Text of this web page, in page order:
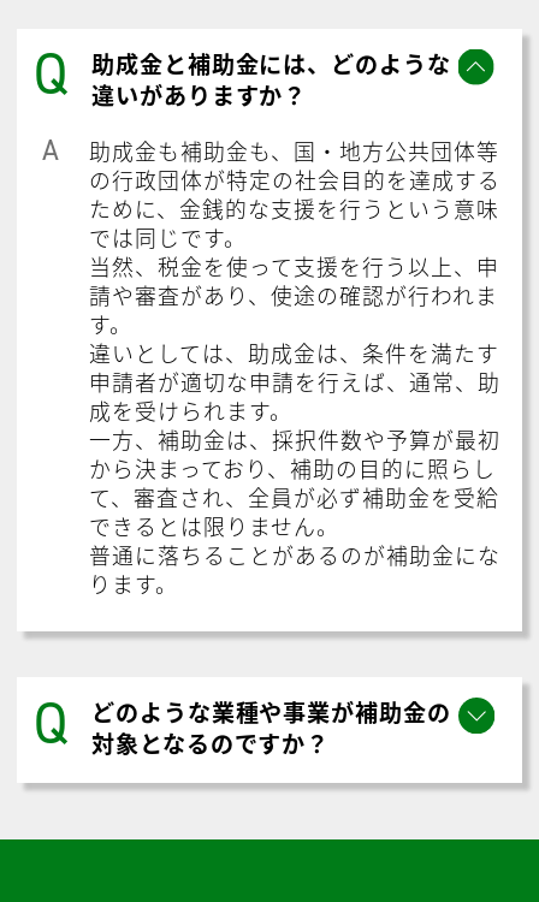
Q
助成金と補助金には、どのような
違いがありますか？
A
助成金も補助金も、国・地方公共団体等
の行政団体が特定の社会目的を達成する
ために、金銭的な支援を行うという意味
では同じです。
当然、税金を使って支援を行う以上、申
請や審査があり、使途の確認が行われま
す。
違いとしては、助成金は、条件を満たす
申請者が適切な申請を行えば、通常、助
成を受けられます。
一方、補助金は、採択件数や予算が最初
から決まっており、補助の目的に照らし
て、審査され、全員が必ず補助金を受給
できるとは限りません。
普通に落ちることがあるのが補助金にな
ります。
Q
どのような業種や事業が補助金の
対象となるのですか？